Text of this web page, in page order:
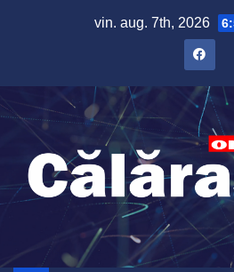
vin. aug. 7th, 2026